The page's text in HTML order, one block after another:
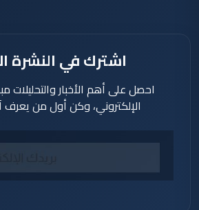
اشترك في النشرة
احصل على أهم الأخبار والتحليلات
الإلكتروني، وكن أول من يعرف